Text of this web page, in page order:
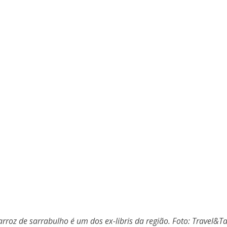
de sarrabulho é um dos ex-libris da região. Foto: